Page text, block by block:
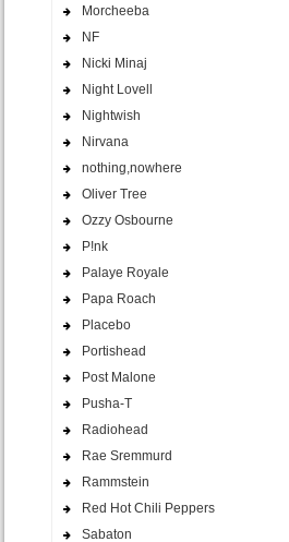
Morcheeba
NF
Nicki Minaj
Night Lovell
Nightwish
Nirvana
nothing,nowhere
Oliver Tree
Ozzy Osbourne
P!nk
Palaye Royale
Papa Roach
Placebo
Portishead
Post Malone
Pusha-T
Radiohead
Rae Sremmurd
Rammstein
Red Hot Chili Peppers
Sabaton